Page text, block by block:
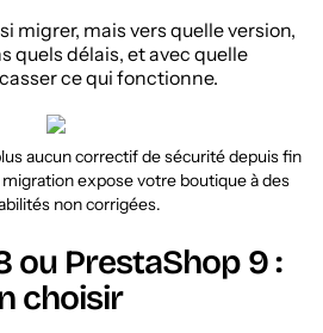
migrer, mais vers quelle version,
quels délais, et avec quelle
ce qui fonctionne.
aucun correctif de sécurité depuis fin
expose votre boutique à des
non corrigées.
ou PrestaShop 9 :
choisir